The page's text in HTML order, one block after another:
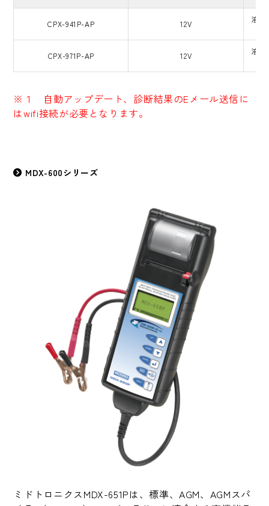
CPX-941P-AP 12V 液式
CPX-971P-AP 12V 液式
※１ 自動アップデート、診断結果のEメール送信に
はwifi接続が必要となります。
MDX-600シリーズ
ミドトロニクスMDX-651Pは、標準、AGM、AGMスパ